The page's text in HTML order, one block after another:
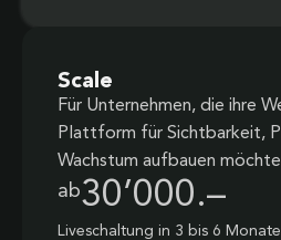
Scale
Für Unternehmen, die ihre
Plattform für Sichtbarkeit,
Wachstum aufbauen
ab30’000.–
Liveschaltung in 3 bis 6